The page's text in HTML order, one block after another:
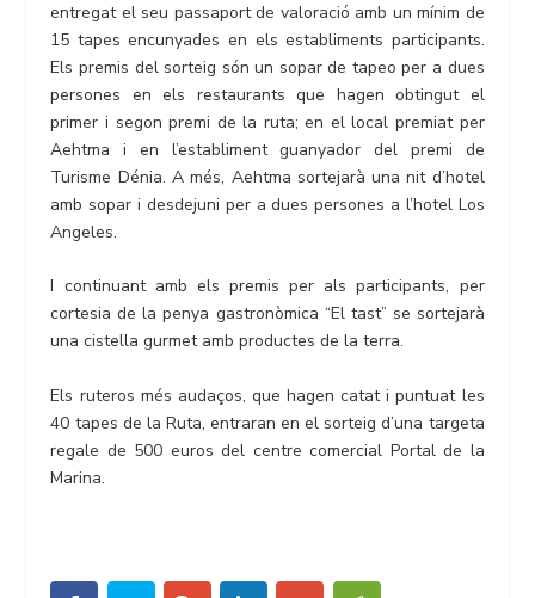
entregat el seu passaport de valoració amb un mínim de
15 tapes encunyades en els establiments participants.
Els premis del sorteig són un sopar de tapeo per a dues
persones en els restaurants que hagen obtingut el
primer i segon premi de la ruta; en el local premiat per
Aehtma i en l’establiment guanyador del premi de
Turisme Dénia. A més, Aehtma sortejarà una nit d’hotel
amb sopar i desdejuni per a dues persones a l’hotel Los
Angeles.
I continuant amb els premis per als participants, per
cortesia de la penya gastronòmica “El tast” se sortejarà
una cistella gurmet amb productes de la terra.
Els ruteros més audaços, que hagen catat i puntuat les
40 tapes de la Ruta, entraran en el sorteig d’una targeta
regale de 500 euros del centre comercial Portal de la
Marina.